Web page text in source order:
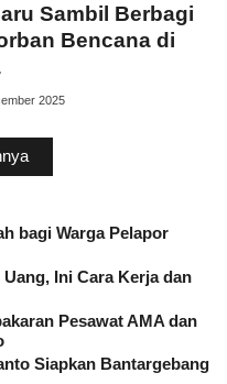
Sambil Berbagi
Bencana di
2025
bagi Warga Pelapor
Ini Cara Kerja dan
Pesawat AMA dan
Siapkan Bantargebang